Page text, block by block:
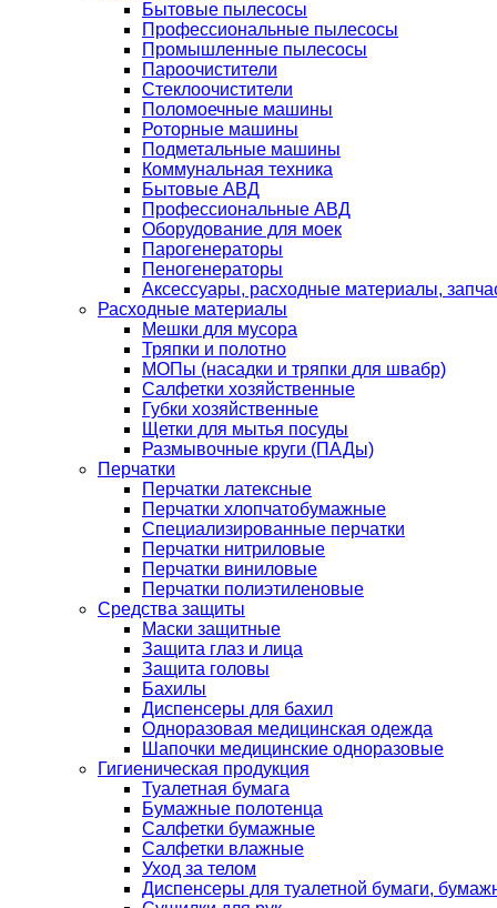
Бытовые пылесосы
Профессиональные пылесосы
Промышленные пылесосы
Пароочистители
Стеклоочистители
Поломоечные машины
Роторные машины
Подметальные машины
Коммунальная техника
Бытовые АВД
Профессиональные АВД
Оборудование для моек
Парогенераторы
Пеногенераторы
Аксессуары, расходные материалы,
Расходные материалы
Мешки для мусора
Тряпки и полотно
МОПы (насадки и тряпки для швабр)
Салфетки хозяйственные
Губки хозяйственные
Щетки для мытья посуды
Размывочные круги (ПАДы)
Перчатки
Перчатки латексные
Перчатки хлопчатобумажные
Специализированные перчатки
Перчатки нитриловые
Перчатки виниловые
Перчатки полиэтиленовые
Средства защиты
Маски защитные
Защита глаз и лица
Защита головы
Бахилы
Диспенсеры для бахил
Одноразовая медицинская одежда
Шапочки медицинские одноразовые
Гигиеническая продукция
Туалетная бумага
Бумажные полотенца
Салфетки бумажные
Салфетки влажные
Уход за телом
Диспенсеры для туалетной бумаги,